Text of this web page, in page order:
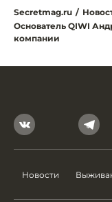
Secretmag.ru /
Основатель QIWI
компании
Новости